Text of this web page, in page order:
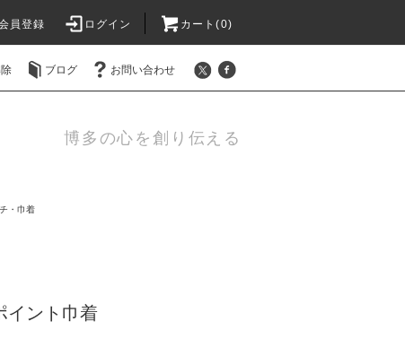
員登録 ログイン カート(0)
ブログ お問い合わせ
博多の心を創り伝える
・巾着
イント巾着